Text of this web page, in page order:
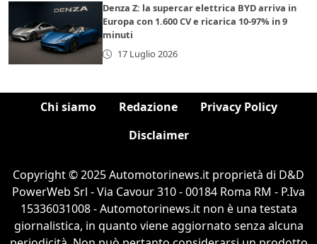
Denza Z: la supercar elettrica BYD arriva in
Europa con 1.600 CV e ricarica 10-97% in 9
minuti
17 Luglio 2026
Chi siamo Redazione
Privacy Policy
Disclaimer
Copyright © 2025 Automotorinews.it proprietà di D&D
PowerWeb Srl - Via Cavour 310 - 00184 Roma RM - P.Iva
15336031008 - Automotorinews.it non è una testata
giornalistica, in quanto viene aggiornato senza alcuna